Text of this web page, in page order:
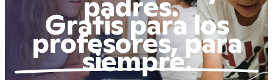
padres.
Gratis para los
profesores, para
siempre.